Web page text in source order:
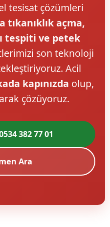
tesisat çözümleri
tıkanıklık açma,
tespiti ve petek
son teknoloji
Acil
kapınızda olup,
çözüyoruz.
382 77 01
Ara